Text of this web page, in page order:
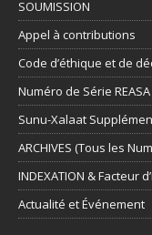
SOUMISSION
Appel à contributions
Code d’éthique et de
Numéro de Série
Sunu-Xalaat
ARCHIVES (Tous les
INDEXATION & Facteur
Actualité et Événement